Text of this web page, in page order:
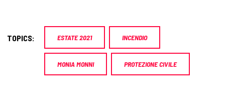
TOPICS: ESTATE 2021 INCENDIO
MONIA MONNI PROTEZIONE CIVILE